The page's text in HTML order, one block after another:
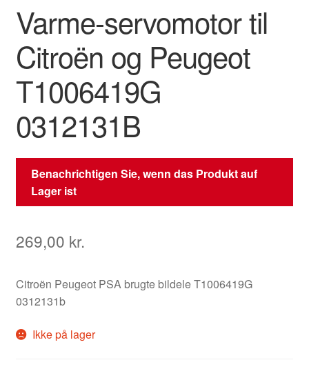
Varme-servomotor til
Citroën og Peugeot
T1006419G
0312131B
Benachrichtigen Sie, wenn das Produkt auf
Lager ist
269,00 kr.
Citroën Peugeot PSA brugte bildele T1006419G
0312131b
Ikke på lager